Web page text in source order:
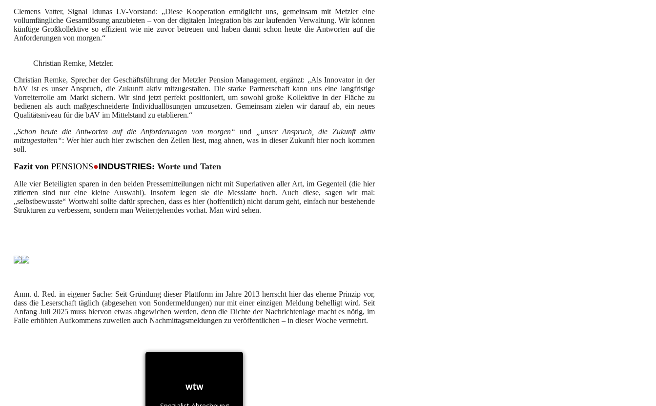
Clemens Vatter, Signal Idunas LV-Vorstand: „Diese Kooperation ermöglicht uns, gemeinsam mit Metzler eine
vollumfängliche Gesamtlösung anzubieten – von der digitalen Integration bis zur laufenden Verwaltung. Wir können
künftige Großkollektive so effizient wie nie zuvor betreuen und haben damit schon heute die Antworten auf die
Anforderungen von morgen.“
Christian Remke, Metzler.
Christian Remke, Sprecher der Geschäftsführung der Metzler Pension Management, ergänzt: „Als Innovator in der
bAV ist es unser Anspruch, die Zukunft aktiv mitzugestalten. Die starke Partnerschaft kann uns eine langfristige
Vorreiterrolle am Markt sichern. Wir sind jetzt perfekt positioniert, um sowohl große Kollektive in der Fläche zu
bedienen als auch maßgeschneiderte Individuallösungen umzusetzen. Gemeinsam zielen wir darauf ab, ein neues
Qualitätsniveau für die bAV im Mittelstand zu etablieren.“
„Schon heute die Antworten auf die Anforderungen von morgen“und „unser Anspruch, die Zukunft aktiv
mitzugestalten“: Wer hier auch hier zwischen den Zeilen liest, mag ahnen, was in dieser Zukunft hier noch kommen
soll.
Fazit von PENSIONS●INDUSTRIES: Worte und Taten
Alle vier Beteiligten sparen in den beiden Pressemitteilungen nicht mit Superlativen aller Art, im Gegenteil (die hier
zitierten sind nur eine kleine Auswahl). Insofern legen sie die Messlatte hoch. Auch diese, sagen wir mal:
„selbstbewusste“ Wortwahl sollte dafür sprechen, dass es hier (hoffentlich) nicht darum geht, einfach nur bestehende
Strukturen zu verbessern, sondern man Weitergehendes vorhat. Man wird sehen.
Anm. d. Red. in eigener Sache: Seit Gründung dieser Plattform im Jahre 2013 herrscht hier das eherne Prinzip vor,
dass die Leserschaft täglich (abgesehen von Sondermeldungen) nur mit einer einzigen Meldung behelligt wird. Seit
Anfang Juli 2025 muss hiervon etwas abgewichen werden, denn die Dichte der Nachrichtenlage macht es nötig, im
Falle erhöhten Aufkommens zuweilen auch Nachmittagsmeldungen zu veröffentlichen – in dieser Woche vermehrt.
wtw